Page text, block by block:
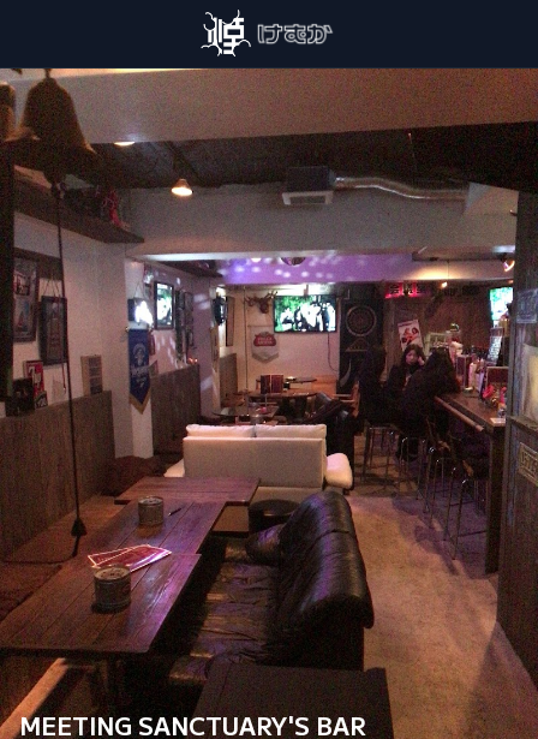
MEETING SANCTUARY'S BAR